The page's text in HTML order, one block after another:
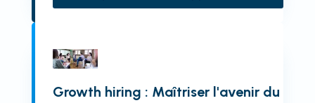
Growth hiring : Maîtriser l'avenir du